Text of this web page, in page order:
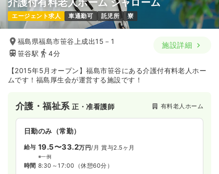
介護付有料老人ホーム シャローム
エージェント求人 車通勤可 託児所 寮
福島県福島市笹谷上成出15－1
笹谷駅
4分
施設詳細
【2015年5月オープン】福島市笹谷にある介護付有料老人ホー
ムです！福島厚生会が運営する施設です！
介護・福祉系正・准看護師 有料老人ホーム
日勤のみ（常勤）
給与 19.5〜33.2万円/月 賞与2.5ヶ月
※一例
時間 8:30～17:00 （休憩60分）